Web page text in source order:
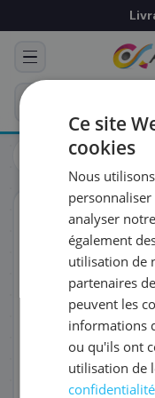
Cartouches
HP
ORIGINAL
♻ COMMANDE
Prévoyez &
Programmez
vous prépare un
RÉFÉRENCE DU
FRÉQUENCE
QUANTITÉ PAR
DATE DE
Ce site
cookies
Nous
analyser
également
utilisation de
partenaires
peuvent les
informations
ou qu'ils ont
utilisation de
confidentialité